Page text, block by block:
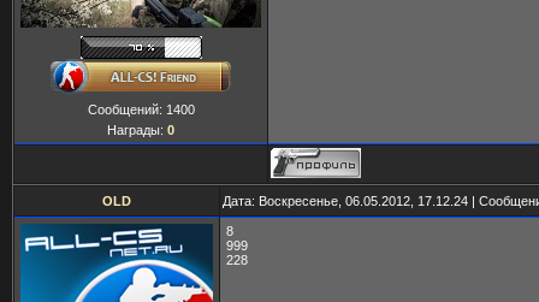
Сообщений: 1400
Награды: 0
OLD Дата: Воскресенье, 06.05.2012, 17.12.24 |
8
999
228